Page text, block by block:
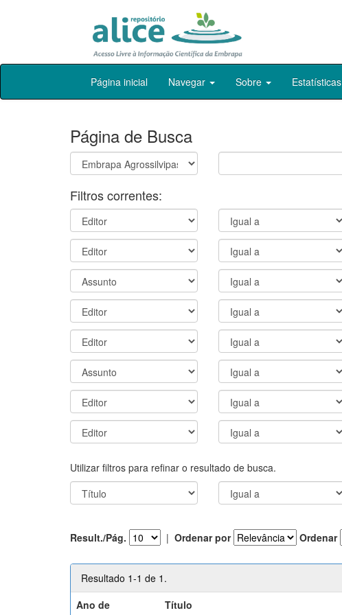
Skip
Página inicial Navegar Sobre Estatísticas
Página de Busca
Filtros correntes:
Utilizar filtros para refinar o resultado de busca.
Result./Pág. | Ordenar por Ordenar
Resultado 1-1 de 1.
Ano de
Título